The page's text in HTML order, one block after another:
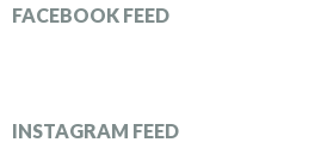
FACEBOOK FEED
INSTAGRAM FEED